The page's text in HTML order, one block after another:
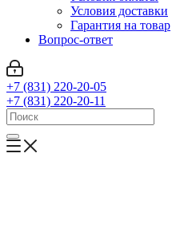
Условия доставки
Гарантия на товар
Вопрос-ответ
+7 (831) 220-20-05
+7 (831) 220-20-11